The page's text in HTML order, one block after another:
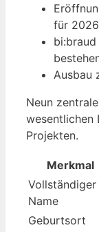
für
Ausbau
Neun
wesentlichen
Projekten.
Merkmal
Vollständiger
Name
Geburtsort